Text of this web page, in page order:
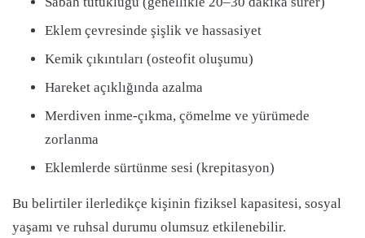
Eklem çevresinde şişlik ve hassasiyet
Kemik çıkıntıları (osteofit oluşumu)
Hareket açıklığında azalma
Merdiven inme-çıkma, çömelme ve yürümede
zorlanma
Eklemlerde sürtünme sesi (krepitasyon)
Bu belirtiler ilerledikçe kişinin fiziksel kapasitesi, sosyal
yaşamı ve ruhsal durumu olumsuz etkilenebilir.